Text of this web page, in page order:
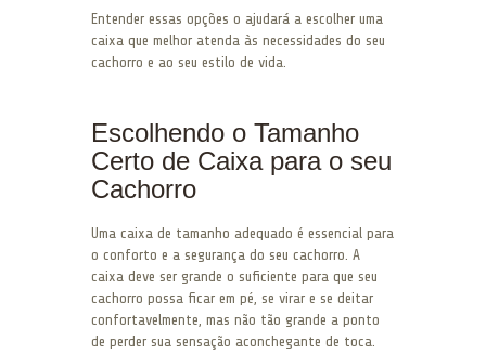
Entender essas opções o ajudará a escolher uma
caixa que melhor atenda às necessidades do seu
cachorro e ao seu estilo de vida.
Escolhendo o Tamanho
Certo de Caixa para o seu
Cachorro
Uma caixa de tamanho adequado é essencial para
o conforto e a segurança do seu cachorro. A
caixa deve ser grande o suficiente para que seu
cachorro possa ficar em pé, se virar e se deitar
confortavelmente, mas não tão grande a ponto
de perder sua sensação aconchegante de toca.